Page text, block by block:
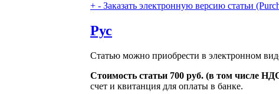
+ - Заказать электронную версию статьи
Рус
Статью можно приобрести в электронном
Стоимость статьи 700 руб. (в том числе
счет и квитанция для оплаты в банке.